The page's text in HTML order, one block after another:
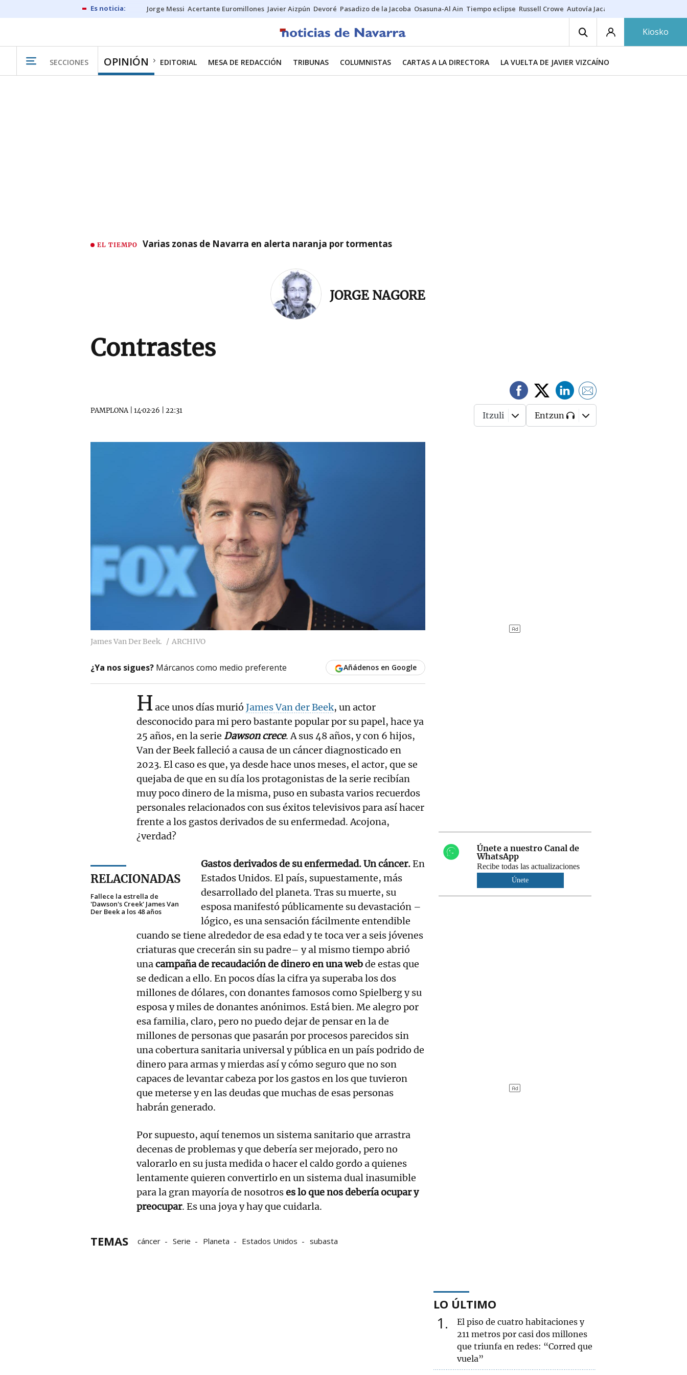
Jorge Messi Acertante Euromillones Javier Aizpún Devoré Pasadizo de la Jacoba Osasuna-Al Ain Tiempo eclipse Russell Crowe Autovía Jaca
Kiosko
SECCIONES OPINIÓN EDITORIAL MESA DE REDACCIÓN TRIBUNAS COLUMNISTAS CARTAS A LA DIRECTORA LA VUELTA DE JAVIER VIZCAÍNO
EL TIEMPO Varias zonas de Navarra en alerta naranja por tormentas
JORGE NAGORE
Contrastes
PAMPLONA| 14·02·26 22:31 Itzuli Entzun
James Van Der Beek. ARCHIVO
¿Ya nos sigues? Márcanos como medio preferente Añádenos en Google
H ace unos días murió James Van der Beek, un actor
desconocido para mi pero bastante popular por su papel, hace ya
25 años, en la serie Dawson crece. A sus 48 años, y con 6 hijos,
Van der Beek falleció a causa de un cáncer diagnosticado en
2023. El caso es que, ya desde hace unos meses, el actor, que se
quejaba de que en su día los protagonistas de la serie recibían
muy poco dinero de la misma, puso en subasta varios recuerdos
personales relacionados con sus éxitos televisivos para así hacer
frente a los gastos derivados de su enfermedad. Acojona,
¿verdad?
RELACIONADAS
Fallece la estrella de
'Dawson's Creek' James Van
Der Beek a los 48 años
Gastos derivados de su enfermedad. Un cáncer.En
Estados Unidos. El país, supuestamente, más
desarrollado del planeta. Tras su muerte, su
esposa manifestó públicamente su devastación –
lógico, es una sensación fácilmente entendible
cuando se tiene alrededor de esa edad y te toca ver a seis jóvenes
criaturas que crecerán sin su padre– y al mismo tiempo abrió
unacampaña de recaudación de dinero en una webde estas que
se dedican a ello. En pocos días la cifra ya superaba los dos
millones de dólares, con donantes famosos como Spielberg y su
esposa y miles de donantes anónimos. Está bien. Me alegro por
esa familia, claro, pero no puedo dejar de pensar en la de
millones de personas que pasarán por procesos parecidos sin
una cobertura sanitaria universal y pública en un país podrido de
dinero para armas y mierdas así y cómo seguro que no son
capaces de levantar cabeza por los gastos en los que tuvieron
que meterse y en las deudas que muchas de esas personas
habrán generado.
Por supuesto, aquí tenemos un sistema sanitario que arrastra
decenas de problemas y que debería ser mejorado, pero no
valorarlo en su justa medida o hacer el caldo gordo a quienes
lentamente quieren convertirlo en un sistema dual inasumible
para la gran mayoría de nosotroses lo que nos debería ocupar y
preocupar. Es una joya y hay que cuidarla.
TEMAS cáncer Serie Planeta Estados Unidos subasta
Únete a nuestro Canal de
WhatsApp
Recibe todas las actualizaciones
Únete
LO ÚLTIMO
1
El piso de cuatro habitaciones y
211 metros por casi dos millones
que triunfa en redes: “Corred que
vuela”